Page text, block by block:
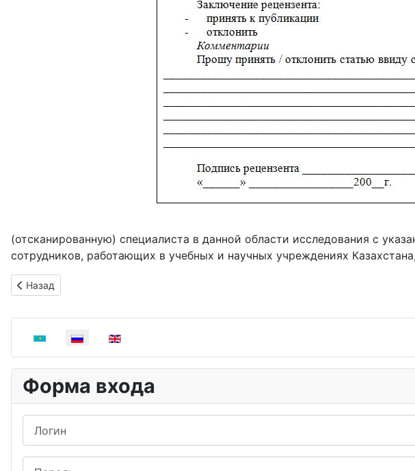
(отсканированную) специалиста в данной области исследования с
сотрудников, работающих в учебных и научных учреждениях
Предыдущий: Информация для авторов
Назад
Выберите язык
Форма входа